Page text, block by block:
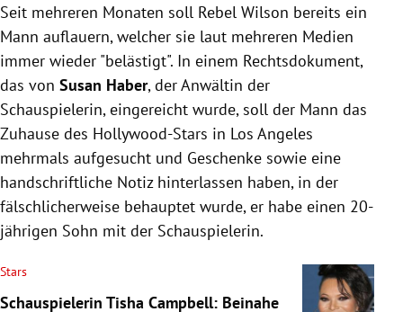
Seit mehreren Monaten soll Rebel Wilson bereits ein
Mann auflauern, welcher sie laut mehreren Medien
immer wieder "belästigt". In einem Rechtsdokument,
das von Susan Haber, der Anwältin der
Schauspielerin, eingereicht wurde, soll der Mann das
Zuhause des Hollywood-Stars in Los Angeles
mehrmals aufgesucht und Geschenke sowie eine
handschriftliche Notiz hinterlassen haben, in der
fälschlicherweise behauptet wurde, er habe einen 20-
jährigen Sohn mit der Schauspielerin.
Stars
Schauspielerin Tisha Campbell: Beinahe